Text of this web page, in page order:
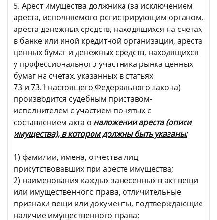
5. Арест имущества должника (за исключением
ареста, исполняемого регистрирующим органом,
ареста денежных средств, находящихся на счетах
в банке или иной кредитной организации, ареста
ценных бумаг и денежных средств, находящихся
у профессионального участника рынка ценных
бумаг на счетах, указанных в статьях
73 и 73.1 настоящего Федерального закона)
производится судебным приставом-
исполнителем с участием понятых с
составлением акта о наложении ареста (описи
имущества), в котором должны быть указаны:
1) фамилии, имена, отчества лиц,
присутствовавших при аресте имущества;
2) наименования каждых занесенных в акт вещи
или имущественного права, отличительные
признаки вещи или документы, подтверждающие
наличие имущественного права;